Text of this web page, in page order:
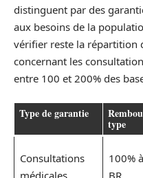
distinguent par des
aux besoins de la
vérifier reste la répartition
concernant les
entre 100 et 200% des
Type de garantie
type
Consultations
100%